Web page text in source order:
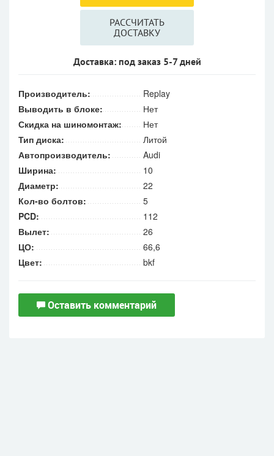
РАССЧИТАТЬ
ДОСТАВКУ
Доставка: под заказ 5-7 дней
Производитель:
Replay
Выводить в блоке:
Нет
Скидка на шиномонтаж:
Нет
Тип диска:
Литой
Автопроизводитель:
Audi
Ширина:
10
Диаметр:
22
Кол-во болтов:
5
PCD:
112
Вылет:
26
ЦО:
66,6
Цвет:
bkf
Оставить комментарий